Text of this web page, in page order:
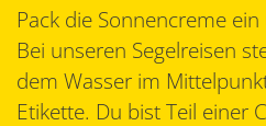
Pack die Sonnencreme
Bei unseren Segelreisen
dem Wasser im
Etikette. Du bist Teil einer